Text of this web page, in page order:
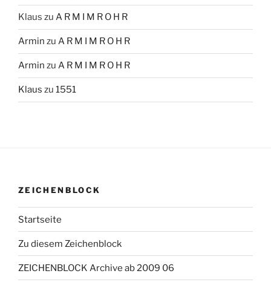
Klaus zu A R M I M R O H R
Armin zu A R M I M R O H R
Armin zu A R M I M R O H R
Klaus zu 1551
ZEICHENBLOCK
Startseite
Zu diesem Zeichenblock
ZEICHENBLOCK Archive ab 2009 06